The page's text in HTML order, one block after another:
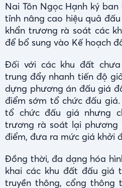
Nai Tôn Ngọc Hạnh ký
tỉnh nâng cao hiệu quả
khẩn trương rà soát các
để bổ sung vào Kế hoạch
Đối với các khu đất
trung đẩy nhanh tiến độ
dựng phương án đấu giá
điểm sớm tổ chức đấu
tổ chức đấu giá nhưng
trương rà soát lại phương
điểm, đưa ra mức giá khởi
Đồng thời, đa dạng hóa
khai các khu đất đấu giá
truyền thông, cổng thông